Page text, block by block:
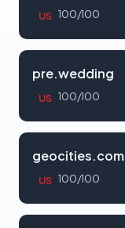
US 100/100
pre.wedding
US 100/100
geocities.com
US 100/100